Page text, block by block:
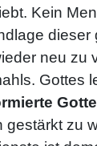
Kein
neu zu
Gottes
gestärkt zu